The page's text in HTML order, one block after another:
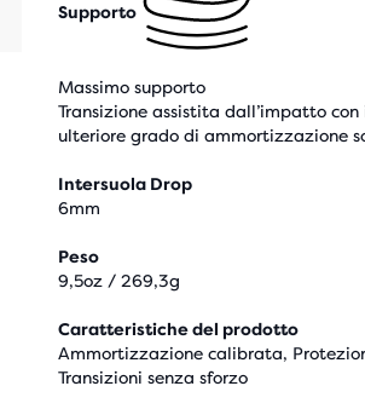
Supporto
Massimo supporto
Transizione assistita dall’impatto
ulteriore grado di ammortizzazione
Intersuola Drop
6mm
Peso
9,5oz / 269,3g
Caratteristiche del prodotto
Ammortizzazione calibrata,
Transizioni senza sforzo